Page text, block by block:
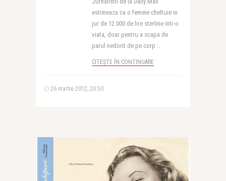
estimeaza ca o femeie cheltuie in
jur de 12.000 de lire sterline intr-o
viata, doar pentru a scapa de
parul nedorit de pe corp ..
CITEȘTE ÎN CONTINUARE
26 martie 2012, 20:50